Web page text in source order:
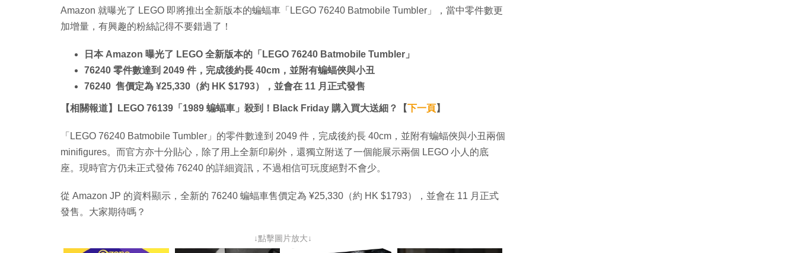
Amazon 就曝光了 LEGO 即將推出全新版本的蝙蝠車「LEGO 76240 Batmobile Tumbler」，當中零件數更
加增量，有興趣的粉絲記得不要錯過了！
日本 Amazon 曝光了 LEGO 全新版本的「LEGO 76240 Batmobile Tumbler」
76240 零件數達到 2049 件，完成後約長 40cm，並附有蝙蝠俠與小丑
76240 售價定為 ¥25,330（約 HK $1793），並會在 11 月正式發售
【相關報道】LEGO 76139「1989 蝙蝠車」殺到！Black Friday 購入買大送細？【下一頁】
「LEGO 76240 Batmobile Tumbler」的零件數達到 2049 件，完成後約長 40cm，並附有蝙蝠俠與小丑兩個
minifigures。而官方亦十分貼心，除了用上全新印刷外，還獨立附送了一個能展示兩個 LEGO 小人的底
座。現時官方仍未正式發佈 76240 的詳細資訊，不過相信可玩度絕對不會少。
從 Amazon JP 的資料顯示，全新的 76240 蝙蝠車售價定為 ¥25,330（約 HK $1793），並會在 11 月正式
發售。大家期待嗎？
↓點擊圖片放大↓